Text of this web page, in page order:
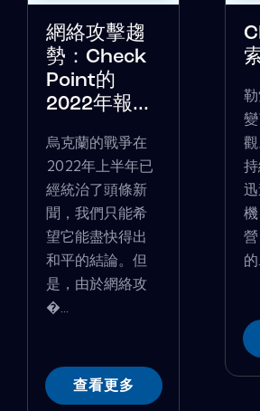
網絡攻擊趨
勢：Check
Point的
2022年報...
烏克蘭的戰爭在
2022年上半年已
經統治了頭條新
聞，我們只能希
望它能盡快得出
和平的結論。但
是，由於網絡攻
�...
查看更多
的